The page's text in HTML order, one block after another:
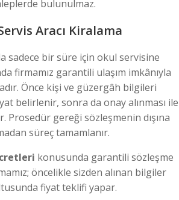
bulunulmaz.
Aracı Kiralama
sadece bir süre için okul servisine
firmamız garantili ulaşım imkânıyla
Önce kişi ve güzergâh bilgileri
belirlenir, sonra da onay alınması ile
Prosedür gereği sözleşmenin dışına
süreç tamamlanır.
konusunda garantili sözleşme
öncelikle sizden alınan bilgiler
fiyat teklifi yapar.